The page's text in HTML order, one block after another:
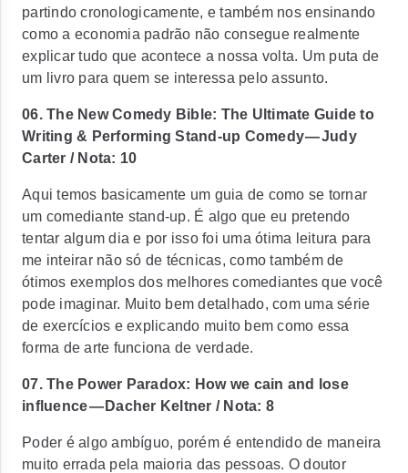
partindo cronologicamente, e também nos ensinando
como a economia padrão não consegue realmente
explicar tudo que acontece a nossa volta. Um puta de
um livro para quem se interessa pelo assunto.
06. The New Comedy Bible: The Ultimate Guide to
Writing & Performing Stand-up Comedy — Judy
Carter / Nota: 10
Aqui temos basicamente um guia de como se tornar
um comediante stand-up. É algo que eu pretendo
tentar algum dia e por isso foi uma ótima leitura para
me inteirar não só de técnicas, como também de
ótimos exemplos dos melhores comediantes que você
pode imaginar. Muito bem detalhado, com uma série
de exercícios e explicando muito bem como essa
forma de arte funciona de verdade.
07. The Power Paradox: How we cain and lose
influence — Dacher Keltner / Nota: 8
Poder é algo ambíguo, porém é entendido de maneira
muito errada pela maioria das pessoas. O doutor